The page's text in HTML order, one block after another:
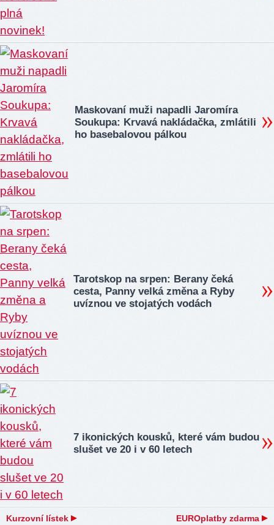
Maskovaní muži napadli Jaromíra
Soukupa: Krvavá nakládačka, zmlátili
ho basebalovou pálkou
Tarotskop na srpen: Berany čeká
cesta, Panny velká změna a Ryby
uvíznou ve stojatých vodách
7 ikonických kousků, které vám budou
slušet ve 20 i v 60 letech
Kurzovní lístek EUROplatby zdarma